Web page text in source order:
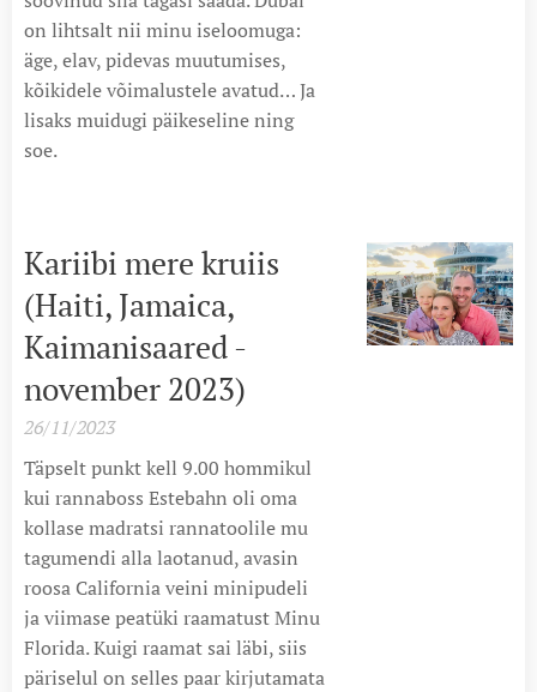
on lihtsalt nii minu iseloomuga:
äge, elav, pidevas muutumises,
kõikidele võimalustele avatud… Ja
lisaks muidugi päikeseline ning
soe.
Kariibi mere kruiis
(Haiti, Jamaica,
Kaimanisaared -
november 2023)
26/11/2023
Täpselt punkt kell 9.00 hommikul
kui rannaboss Estebahn oli oma
kollase madratsi rannatoolile mu
tagumendi alla laotanud, avasin
roosa California veini minipudeli
ja viimase peatüki raamatust Minu
Florida. Kuigi raamat sai läbi, siis
päriselul on selles paar kirjutamata